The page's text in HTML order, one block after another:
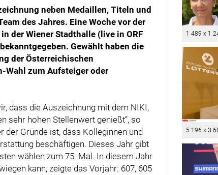
neben Medaillen, Titeln und
des Jahres. Eine Woche vor der
der Wiener Stadthalle (live in ORF
Gewählt haben die
der Österreichischen
Wahl zum Aufsteiger oder
dass die Auszeichnung mit dem NIKI,
sehr hohen Stellenwert genießt“, so
der Gründe ist, dass Kolleginnen und
beschäftigen. Dieses Jahr gibt
wählen zum 75. Mal. In diesem Jahr
kann, zeigte das Vorjahr: 607, 605
1 489 x 1
5 196 x 3